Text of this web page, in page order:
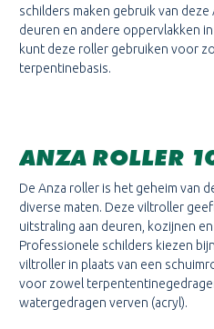
schilders maken gebruik van
deuren en andere oppervlakken
kunt deze roller gebruiken voor
terpentinebasis.
ANZA ROLLER
De Anza roller is het geheim van
diverse maten. Deze viltroller
uitstraling aan deuren, kozijnen
Professionele schilders kiezen
viltroller in plaats van een
voor zowel
watergedragen verven (acryl).